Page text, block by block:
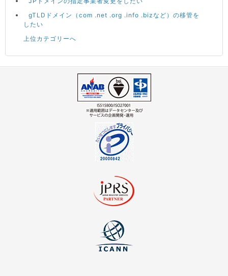
gTLDドメイン（com .net .org .info .bizなど）の移管を
したい
上位カテゴリーへ